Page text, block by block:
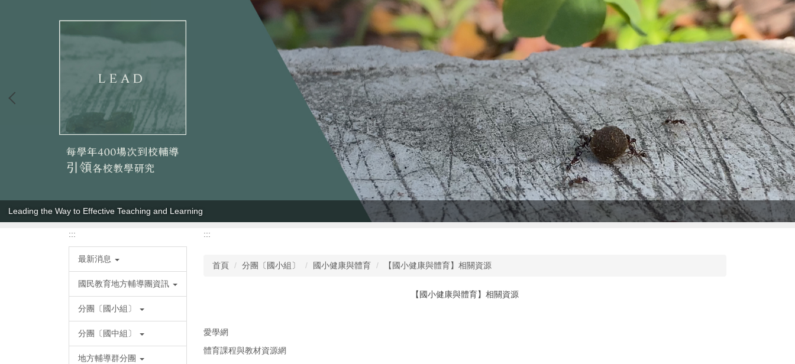
Leading the Way to Effective Teaching and Learning
:::
最新消息
國民教育地方輔導團資訊
分團〔國小組〕
分團〔國中組〕
地方輔導群分團
:::
首頁 分團〔國小組〕 國小健康與體育 【國小健康與體育】相關資源
【國小健康與體育】相關資源
愛學網
體育課程與教材資源網